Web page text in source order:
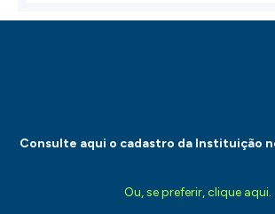
Consulte aqui o cadastro da Instituição
Ou, se preferir, clique aqui.